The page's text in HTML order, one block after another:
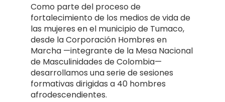
Como parte del proceso de
fortalecimiento de los medios de vida de
las mujeres en el municipio de Tumaco,
desde la Corporación Hombres en
Marcha —integrante de la Mesa Nacional
de Masculinidades de Colombia—
desarrollamos una serie de sesiones
formativas dirigidas a 40 hombres
afrodescendientes.